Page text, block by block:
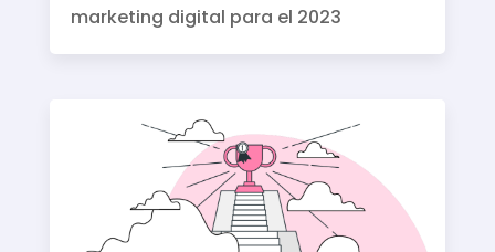
marketing digital para el 2023